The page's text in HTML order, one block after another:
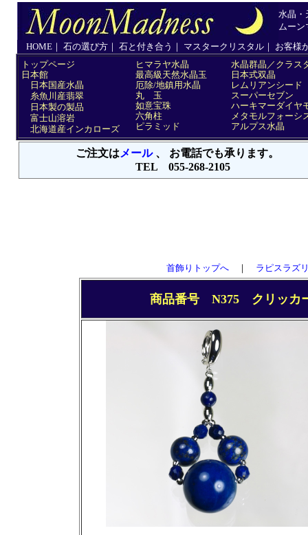
首飾りトップへ ｜ ラピスラズ
商品番号 N375 クリッカ